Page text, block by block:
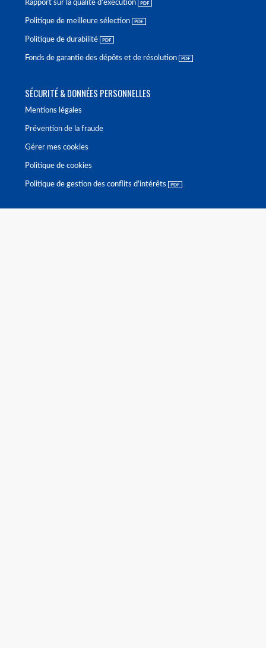
Rapport sur la qualité d'exécution
Politique de meilleure sélection
Politique de durabilité
Fonds de garantie des dépôts et de résolution
SÉCURITÉ & DONNÉES PERSONNELLES
Mentions légales
Prévention de la fraude
Gérer mes cookies
Politique de cookies
Politique de gestion des conflits d'intérêts